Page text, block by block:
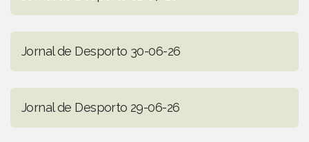
Jornal de Desporto 30-06-26
Jornal de Desporto 29-06-26